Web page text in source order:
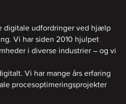
digitale udfordringer ved hjælp
Vi har siden 2010 hjulpet
i diverse industrier – og vi
Vi har mange års erfaring
procesoptimeringsprojekter